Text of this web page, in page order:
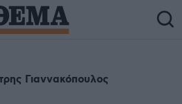
Γιαννακόπουλος